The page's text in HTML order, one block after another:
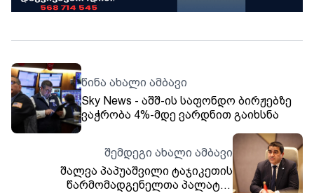
წინა ახალი ამბავი
Sky News - აშშ-ის საფონდო ბირჟებზე
ვაჭრობა 4%-მდე ვარდნით გაიხსნა
შემდეგი ახალი ამბავი
შალვა პაპუაშვილი ტაჯიკეთის
წარმომადგენელთა პალატის